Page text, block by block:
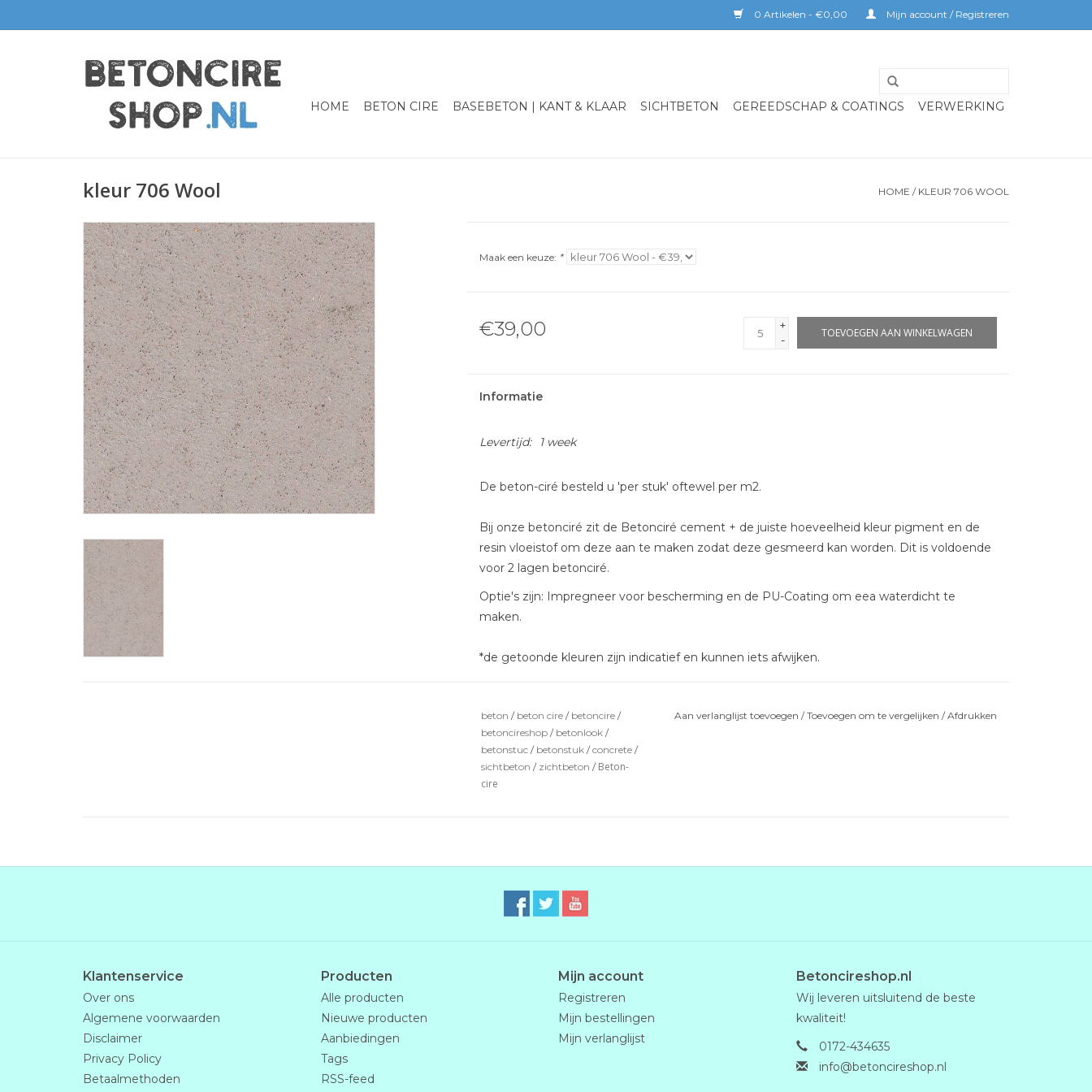
0 Artikelen - €0,00 Mijn account / Registreren
HOME BETON CIRE BASEBETON | KANT & KLAAR SICHTBETON GEREEDSCHAP & COATINGS VERWERKING
kleur 706 Wool HOME / KLEUR 706 WOOL
Maak een keuze: *
€39,00
+
-
TOEVOEGEN AAN WINKELWAGEN
Informatie
Levertijd: 1 week
De beton-ciré besteld u 'per stuk' oftewel per m2.
Bij onze betonciré zit de Betonciré cement + de juiste hoeveelheid kleur pigment en de
resin vloeistof om deze aan te maken zodat deze gesmeerd kan worden. Dit is voldoende
voor 2 lagen betonciré.
Optie's zijn: Impregneer voor bescherming en de PU-Coating om eea waterdicht te
maken.
*de getoonde kleuren zijn indicatief en kunnen iets afwijken.
beton / beton cire / betoncire /
betoncireshop / betonlook /
betonstuc / betonstuk /concrete /
sichtbeton / zichtbeton / Beton-
cire
Aan verlanglijst toevoegen /Toevoegen om te vergelijken /Afdrukken
Klantenservice
Over ons
Algemene voorwaarden
Disclaimer
Privacy Policy
Betaalmethoden
Producten
Alle producten
Nieuwe producten
Aanbiedingen
Tags
RSS-feed
Mijn account
Registreren
Mijn bestellingen
Mijn verlanglijst
Betoncireshop.nl
Wij leveren uitsluitend de beste
kwaliteit!
0172-434635
info@betoncireshop.nl